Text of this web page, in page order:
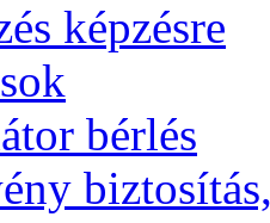
képzésre
bérlés